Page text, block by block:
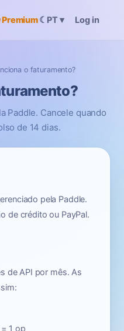
Premium☾ PT ▾ Log in
o faturamento?
Paddle. Cancele quando
de 14 dias.
pela Paddle.
de crédito ou PayPal.
de API por mês. As
1 op